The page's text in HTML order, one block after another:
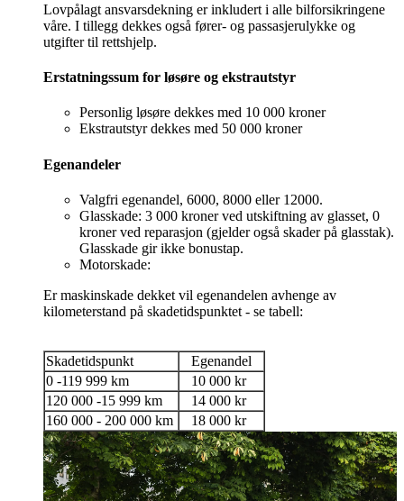
Lovpålagt ansvarsdekning er inkludert i alle bilforsikringene
våre. I tillegg dekkes også fører- og passasjerulykke og
utgifter til rettshjelp.
Erstatningssum for løsøre og ekstrautstyr
Personlig løsøre dekkes med 10 000 kroner
Ekstrautstyr dekkes med 50 000 kroner
Egenandeler
Valgfri egenandel, 6000, 8000 eller 12000.
Glasskade: 3 000 kroner ved utskiftning av glasset, 0
kroner ved reparasjon (gjelder også skader på glasstak).
Glasskade gir ikke bonustap.
Motorskade:
Er maskinskade dekket vil egenandelen avhenge av
kilometerstand på skadetidspunktet - se tabell:
Skadetidspunkt
Egenandel
0 -119 999 km
10 000 kr
120 000 -15 999 km
14 000 kr
160 000 - 200 000 km
18 000 kr